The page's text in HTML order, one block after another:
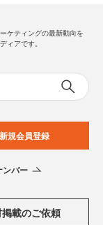
ケティングの最新動向を
ィアです。
新規会員登録
ンバー
載のご依頼